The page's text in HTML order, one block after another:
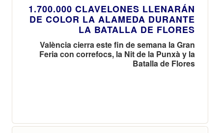
1.700.000 CLAVELONES LLENARÁN
DE COLOR LA ALAMEDA DURANTE
LA BATALLA DE FLORES
València cierra este fin de semana la Gran
Feria con correfocs, la Nit de la Punxà y la
Batalla de Flores